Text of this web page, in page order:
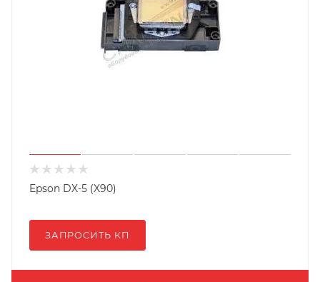
Epson DX-5 (X90)
ЗАПРОСИТЬ КП